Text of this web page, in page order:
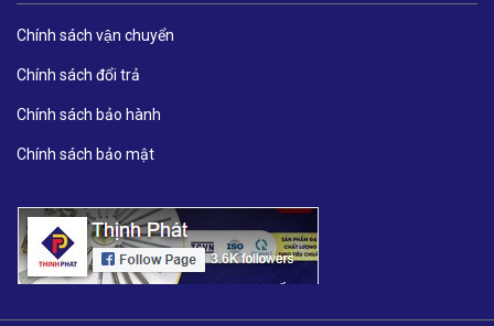
Chính sách vận chuyển
Chính sách đổi trả
Chính sách bảo hành
Chính sách bảo mật